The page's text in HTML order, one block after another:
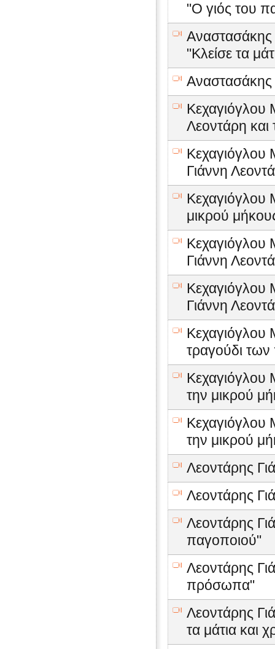
"Ο γιός του
Αναστασάκης
"Κλείσε τα
Αναστασάκης
Κεχαγιόγλου
Λεοντάρη και
Κεχαγιόγλου
Γιάννη
Κεχαγιόγλου
μικρού
Κεχαγιόγλου
Γιάννη
Κεχαγιόγλου
Γιάννη
Κεχαγιόγλου
τραγούδι
Κεχαγιόγλου
την μικρού
Κεχαγιόγλου
την μικρού
Λεοντάρης
Λεοντάρης
Λεοντάρης
παγοποιού"
Λεοντάρης
πρόσωπα"
Λεοντάρης
τα μάτια και